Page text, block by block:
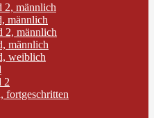
2, männlich
männlich
2, männlich
männlich
weiblich
2
fortgeschritten